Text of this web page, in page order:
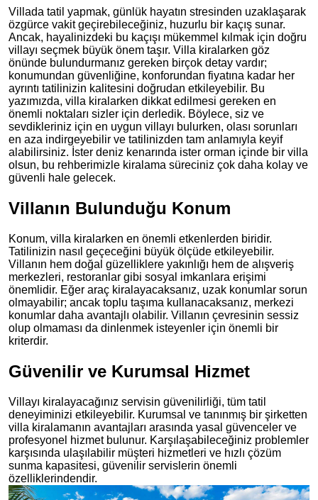
Villada tatil yapmak, günlük hayatın stresinden uzaklaşarak
özgürce vakit geçirebileceğiniz, huzurlu bir kaçış sunar.
Ancak, hayalinizdeki bu kaçışı mükemmel kılmak için doğru
villayı seçmek büyük önem taşır. Villa kiralarken göz
önünde bulundurmanız gereken birçok detay vardır;
konumundan güvenliğine, konforundan fiyatına kadar her
ayrıntı tatilinizin kalitesini doğrudan etkileyebilir. Bu
yazımızda, villa kiralarken dikkat edilmesi gereken en
önemli noktaları sizler için derledik. Böylece, siz ve
sevdikleriniz için en uygun villayı bulurken, olası sorunları
en aza indirgeyebilir ve tatilinizden tam anlamıyla keyif
alabilirsiniz. İster deniz kenarında ister orman içinde bir villa
olsun, bu rehberimizle kiralama süreciniz çok daha kolay ve
güvenli hale gelecek.
Villanın Bulunduğu Konum
Konum, villa kiralarken en önemli etkenlerden biridir.
Tatilinizin nasıl geçeceğini büyük ölçüde etkileyebilir.
Villanın hem doğal güzelliklere yakınlığı hem de alışveriş
merkezleri, restoranlar gibi sosyal imkanlara erişimi
önemlidir. Eğer araç kiralayacaksanız, uzak konumlar sorun
olmayabilir; ancak toplu taşıma kullanacaksanız, merkezi
konumlar daha avantajlı olabilir. Villanın çevresinin sessiz
olup olmaması da dinlenmek isteyenler için önemli bir
kriterdir.
Güvenilir ve Kurumsal Hizmet
Villayı kiralayacağınız servisin güvenilirliği, tüm tatil
deneyiminizi etkileyebilir. Kurumsal ve tanınmış bir şirketten
villa kiralamanın avantajları arasında yasal güvenceler ve
profesyonel hizmet bulunur. Karşılaşabileceğiniz problemler
karşısında ulaşılabilir müşteri hizmetleri ve hızlı çözüm
sunma kapasitesi, güvenilir servislerin önemli
özelliklerindendir.